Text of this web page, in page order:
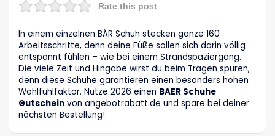
Rate this post
In einem einzelnen BÄR Schuh stecken ganze 160
Arbeitsschritte, denn deine Füße sollen sich darin völlig
entspannt fühlen – wie bei einem Strandspaziergang.
Die viele Zeit und Hingabe wirst du beim Tragen spüren,
denn diese Schuhe garantieren einen besonders hohen
Wohlfühlfaktor. Nutze 2026 einen BAER Schuhe
Gutschein von angebotrabatt.de und spare bei deiner
nächsten Bestellung!